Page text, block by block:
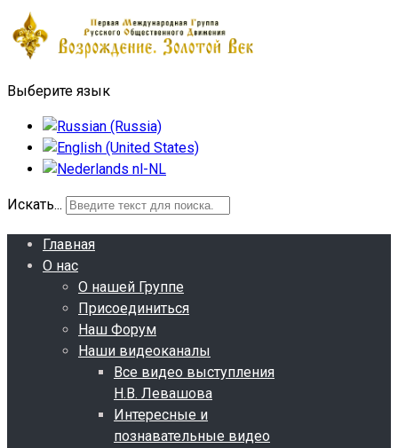
Выберите язык
Искать...
Главная
О нас
О нашей Группе
Присоединиться
Наш Форум
Наши видеоканалы
Все видео выступления
Н.В. Левашова
Интересные и
познавательные видео